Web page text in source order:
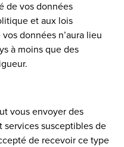
de vos données
et aux lois
données n’aura lieu
à moins que des
vous envoyer des
services susceptibles de
de recevoir ce type